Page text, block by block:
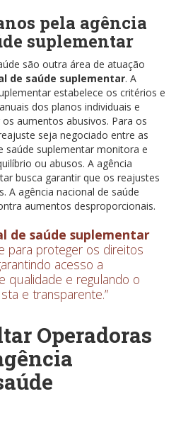
pela agência
suplementar
são outra área de atuação
de saúde suplementar. A
estabelece os critérios e
dos planos individuais e
aumentos abusivos. Para os
seja negociado entre as
saúde suplementar monitora e
ou abusos. A agência
busca garantir que os reajustes
A agência nacional de saúde
aumentos desproporcionais.
de saúde suplementar
para proteger os direitos
acesso a
qualidade e regulando o
e transparente.”
Operadoras